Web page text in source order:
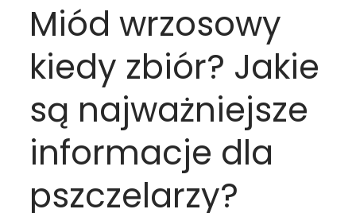
Miód wrzosowy
kiedy zbiór? Jakie
są najważniejsze
informacje dla
pszczelarzy?